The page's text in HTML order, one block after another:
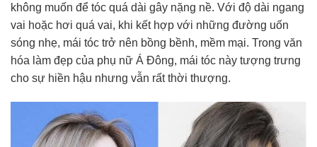
không muốn để tóc quá dài gây nặng nề. Với độ dài ngang
vai hoặc hơi quá vai, khi kết hợp với những đường uốn
sóng nhẹ, mái tóc trở nên bồng bềnh, mềm mại. Trong văn
hóa làm đẹp của phụ nữ Á Đông, mái tóc này tượng trưng
cho sự hiền hậu nhưng vẫn rất thời thượng.